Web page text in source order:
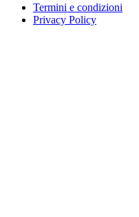
Termini e condizioni
Privacy Policy